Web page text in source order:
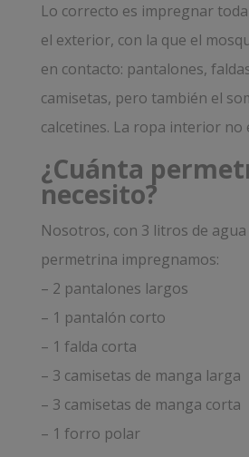
Lo correcto es impregnar
el exterior, con la que el
en contacto: pantalones,
camisetas, pero también el
calcetines. La ropa interior no
¿Cuánta
necesito?
Nosotros, con 3 litros de agua
permetrina impregnamos:
– 2 pantalones largos
– 1 pantalón corto
– 1 falda corta
– 3 camisetas de manga larga
– 3 camisetas de manga corta
– 1 forro polar